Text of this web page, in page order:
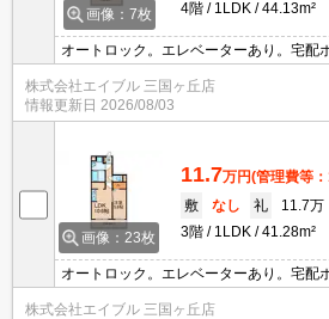
画像：7枚
4階
1LDK 44.13m²
オートロック。エレベーターあり。宅配
レ別。洗面化粧台付き。温水洗浄便座付
り。TVインターホン付き。玄関はカー
き。室内洗濯機置場。
株式会社エイブル 三国ヶ丘店
情報更新日 2026/08/03
画像：23枚
11.7万円(管理費等
敷
なし 礼
11.7万
3階
1LDK 41.28m²
オートロック。エレベーターあり。宅配
レ別。洗面化粧台付き。温水洗浄便座付
り。TVインターホン付き。玄関はカー
株式会社エイブル 三国ヶ丘店